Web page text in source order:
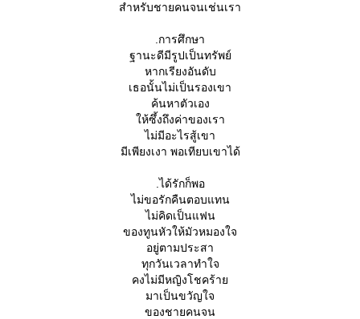
สำหรับชายคนจนเช่นเรา
.การศึกษา
ฐานะดีมีรูปเป็นทรัพย์
หากเรียงอันดับ
เธอนั้นไม่เป็นรองเขา
ค้นหาตัวเอง
ห้ซึ้งถึงค่าของเรา
ไม่มีอะไรสู้เขา
มีเพียงเงา พอเทียบเขาได้
.ได้รักก็พอ
ไม่ขอรักคืนตอบแทน
ไม่คิดเป็นแฟน
ของทูนหัวให้มัวหมองใจ
อยู่ตามประสา
ทุกวันเวลาทำใจ
คงไม่มีหญิงโชคร้า
มาเป็นขวัญใจ
ของชายคนจน